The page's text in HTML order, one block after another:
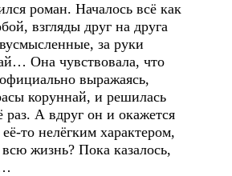
роман. Началось всё как
взгляды друг на друга
за руки
Она чувствовала, что
выражаясь,
коруннай, и решилась
раз. А вдруг он и окажется
то нелёгким характером,
жизнь? Пока казалось,